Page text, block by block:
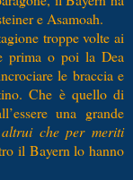
e Asamoah.
troppe volte ai
prima o poi la Dea
le braccia e
Che è quello di
una grande
che per meriti
il Bayern lo hanno